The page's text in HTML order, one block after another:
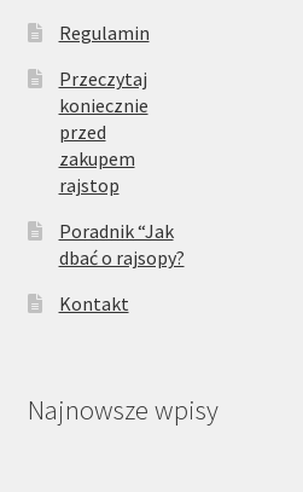
Regulamin
Przeczytaj
koniecznie
przed
zakupem
rajstop
Poradnik “Jak
dbać o rajsopy?
Kontakt
Najnowsze wpisy